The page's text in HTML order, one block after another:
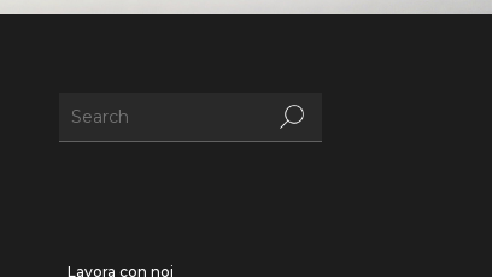
Lavora con noi